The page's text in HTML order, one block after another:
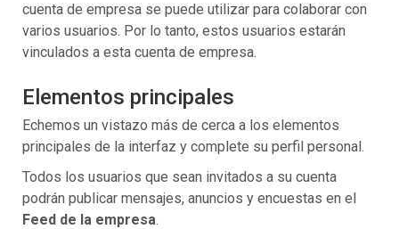
cuenta de empresa se puede utilizar para colaborar con
varios usuarios. Por lo tanto, estos usuarios estarán
vinculados a esta cuenta de empresa.
Elementos principales
Echemos un vistazo más de cerca a los elementos
principales de la interfaz y complete su perfil personal.
Todos los usuarios que sean invitados a su cuenta
podrán publicar mensajes, anuncios y encuestas en el
Feed de la empresa.